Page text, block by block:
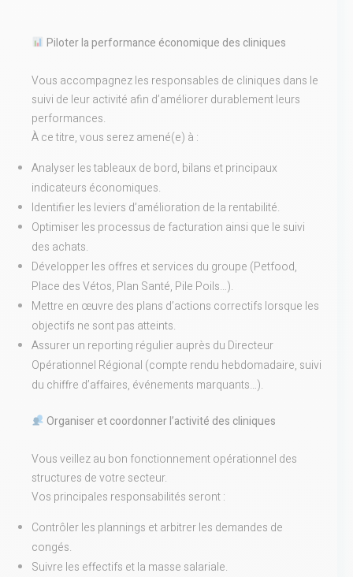
Piloter la performance économique des cliniques
Vous accompagnez les responsables de cliniques dans le
suivi de leur activité afin d’améliorer durablement leurs
performances.
À ce titre, vous serez amené(e) à :
Analyser les tableaux de bord, bilans et principaux
indicateurs économiques.
Identifier les leviers d’amélioration de la rentabilité.
Optimiser les processus de facturation ainsi que le suivi
des achats.
Développer les offres et services du groupe (Petfood,
Place des Vétos, Plan Santé, Pile Poils…).
Mettre en œuvre des plans d’actions correctifs lorsque les
objectifs ne sont pas atteints.
Assurer un reporting régulier auprès du Directeur
Opérationnel Régional (compte rendu hebdomadaire, suivi
du chiffre d’affaires, événements marquants…).
Organiser et coordonner l’activité des cliniques
Vous veillez au bon fonctionnement opérationnel des
structures de votre secteur.
Vos principales responsabilités seront :
Contrôler les plannings et arbitrer les demandes de
congés.
Suivre les effectifs et la masse salariale.